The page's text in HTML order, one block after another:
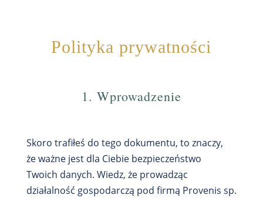
Polityka prywatności
1. Wprowadzenie
Skoro trafiłeś do tego dokumentu, to znaczy,
że ważne jest dla Ciebie bezpieczeństwo
Twoich danych. Wiedz, że prowadząc
działalność gospodarczą pod firmą Provenis sp.